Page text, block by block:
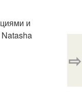
и
Natasha
⇨